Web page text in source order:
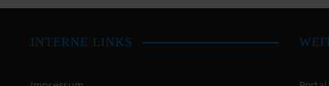
INTERNE LINKS